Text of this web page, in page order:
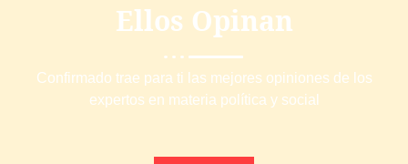
Ellos Opinan
Confirmado trae para ti las mejores opiniones de los
expertos en materia política y social